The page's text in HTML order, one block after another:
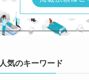
人気のキーワード